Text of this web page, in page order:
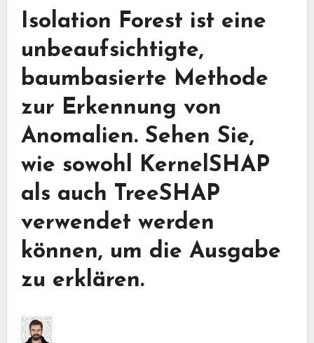
Isolation Forest ist eine
unbeaufsichtigte,
baumbasierte Methode
zur Erkennung von
Anomalien. Sehen Sie,
wie sowohl KernelSHAP
als auch TreeSHAP
verwendet werden
können, um die Ausgabe
zu erklären.